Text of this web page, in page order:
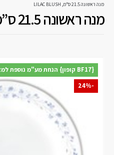
מנה ראשונה 21.5 ס”מ, LILAC BLUSH
מנה ראשונה 21.5 ס”מ, Lilac Blush
{BF17 קופון} הנחת מע"מ נוספת למצטרפים חדשים
-24%